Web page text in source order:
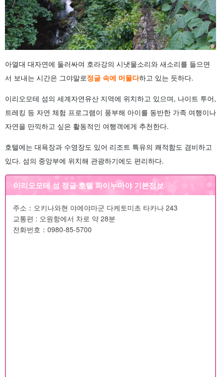
아열대 대자연에 둘러싸여 호라강의 시냇물소리와 새소리를 들으면
서 보내는 시간은 그야말로정글 속에 머물다하고 있는 듯하다.
이리오모테 섬의 세계자연유산 지역에 위치하고 있으며, 나이트 투어,
트레킹 등 자연 체험 프로그램이 풍부해 아이를 동반한 가족 여행이나
자연을 만끽하고 싶은 활동적인 여행객에게 추천한다.
호텔에는 대욕장과 수영장도 있어 리조트 특유의 쾌적함도 겸비하고
있다. 섬의 중앙부에 위치해 관광하기에도 편리하다.
이리오모테 섬 정글 호텔 파이누마야 기본정보
주소：오키나와현 야에야마군 다케토미초 타카나 243
교통편 : 오원항에서 차로 약 28분
전화번호：0980-85-5700